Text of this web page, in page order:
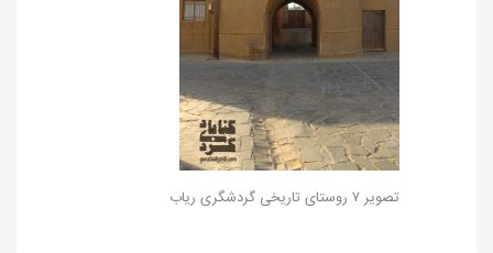
تصویر ۷ روستای تاریخی گردشگری ریاب